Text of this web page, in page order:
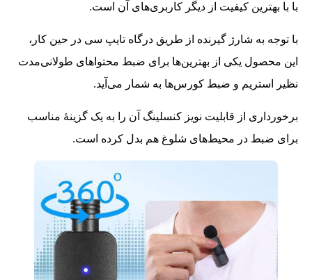
با با بهترین کیفیت از دیگر کاربری‌های آن است.
با توجه به شارژ گیرنده از طریق درگاه تایپ سی در حین کار،
این محصول یکی از بهترین‌ها برای ضبط محتواهای طولانی‌مدت
نظیر استریم و ضبط کورس‌ها به شمار می‌آید.
برخورداری از قابلیت نویز کنسلینگ آن را به یک گزینۀ مناسب
برای ضبط در محیط‌های شلوغ هم بدل کرده است.